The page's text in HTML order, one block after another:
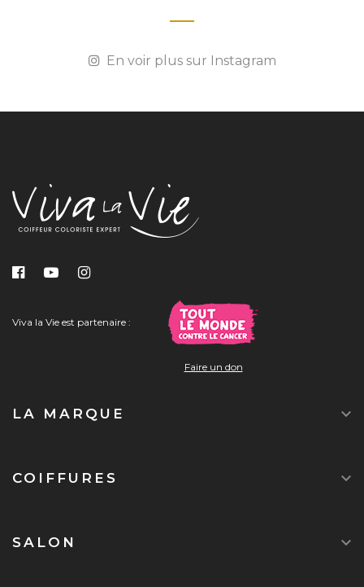
En voir plus sur Instagram
Viva la Vie est partenaire :
Faire un don
LA MARQUE 
COIFFURES 
SALON 